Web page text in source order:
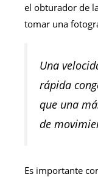
el obturador de
tomar una
Una
rápida
que una
de
Es importante